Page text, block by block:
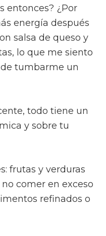
entonces? ¿Por
energía después
salsa de queso y
lo que me siento
tumbarme un
todo tiene un
y sobre tu
frutas y verduras
comer en exceso
refinados o